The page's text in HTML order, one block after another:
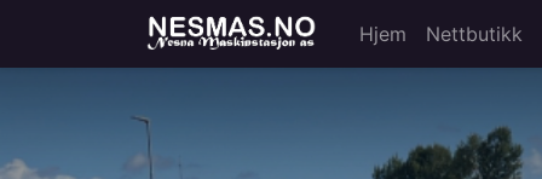
Hjem Nettbutikk